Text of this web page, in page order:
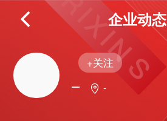
企业动态
+关注
-